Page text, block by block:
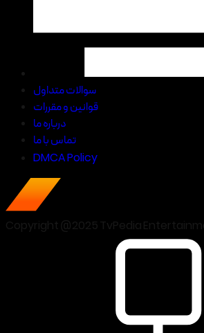
سوالات متداول
قوانین و مقررات
درباره ما
تماس با ما
DMCA Policy